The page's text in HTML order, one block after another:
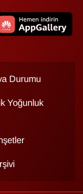
Durumu
Yoğunluk